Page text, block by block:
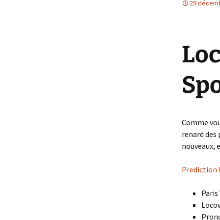
29
Comme
renard
nouveaux,
Prediction